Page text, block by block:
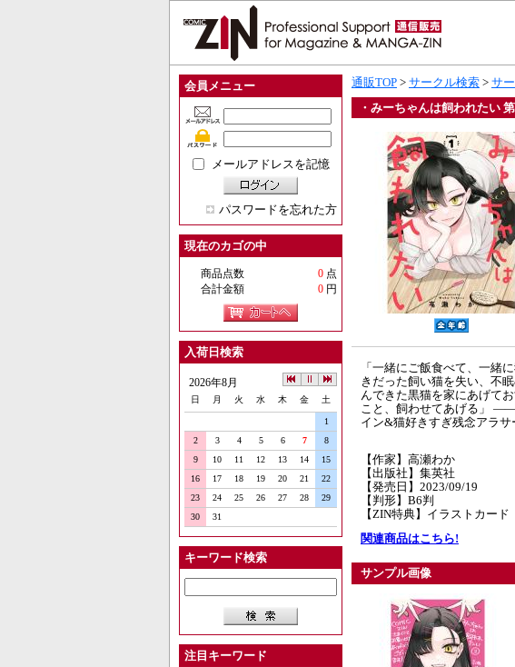
会員メニュー
メールアドレスを記憶
パスワードを忘れた方
現在のカゴの中
商品点数 0 点
合計金額
0 円
入荷日検索
2026年8月
日 月 火 水 木 金 土
1
2
3 4 5 6 7
8
9
10 11 12 13 14
15
16
17 18 19 20 21
22
23
24 25 26 27 28
29
30
31
キーワード検索
注目キーワード
通販TOP > サークル検索 > サ
・みーちゃんは飼われたい
「一緒にご飯食べて、一緒
きだった飼い猫を失い、不
んできた黒猫を家にあげて
こと、飼わせてあげる」 ――
イン&猫好きすぎ残念アラ
【作家】高瀬わか
【出版社】集英社
【発売日】2023/09/19
【判形】B6判
【ZIN特典】イラストカード
関連商品はこちら!
サンプル画像